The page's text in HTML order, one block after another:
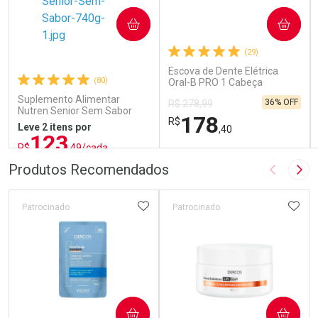
(80)
Suplemento Alimentar
Nutren Senior Sem Sabor
740g
Leve 2 itens por
R$123,49/cada
COMPRAR
FECHAR
FECHAR
Por Menos
(29)
Escova de Dente Elétrica
Oral-B PRO 1 Cabeça
Redonda Recarregável 1
Unidade
R$ 278,99
R$178,40
36% OFF
COMPRAR
Por Menos
Produtos Recomendados Imagem
Patrocinado ADICIONAR AOS FAVORITOS
COMPRAR
Patrocinado
COMPRAR